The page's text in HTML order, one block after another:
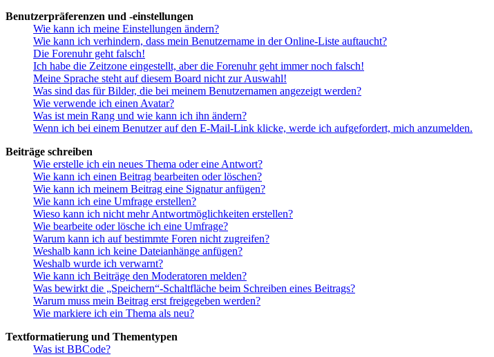
Benutzerpräferenzen und -einstellungen
Wie kann ich meine Einstellungen ändern?
Wie kann ich verhindern, dass mein Benutzername in der Online-Liste auftaucht?
Die Forenuhr geht falsch!
Ich habe die Zeitzone eingestellt, aber die Forenuhr geht immer noch falsch!
Meine Sprache steht auf diesem Board nicht zur Auswahl!
Was sind das für Bilder, die bei meinem Benutzernamen angezeigt werden?
Wie verwende ich einen Avatar?
Was ist mein Rang und wie kann ich ihn ändern?
Wenn ich bei einem Benutzer auf den E-Mail-Link klicke, werde ich aufgefordert, mich anzumelden.
Beiträge schreiben
Wie erstelle ich ein neues Thema oder eine Antwort?
Wie kann ich einen Beitrag bearbeiten oder löschen?
Wie kann ich meinem Beitrag eine Signatur anfügen?
Wie kann ich eine Umfrage erstellen?
Wieso kann ich nicht mehr Antwortmöglichkeiten erstellen?
Wie bearbeite oder lösche ich eine Umfrage?
Warum kann ich auf bestimmte Foren nicht zugreifen?
Weshalb kann ich keine Dateianhänge anfügen?
Weshalb wurde ich verwarnt?
Wie kann ich Beiträge den Moderatoren melden?
Was bewirkt die „Speichern“-Schaltfläche beim Schreiben eines Beitrags?
Warum muss mein Beitrag erst freigegeben werden?
Wie markiere ich ein Thema als neu?
Textformatierung und Thementypen
Was ist BBCode?